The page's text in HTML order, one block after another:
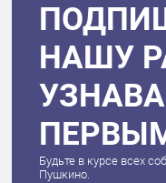
НАШУ
Будьте в курсе всех
Пушкино.